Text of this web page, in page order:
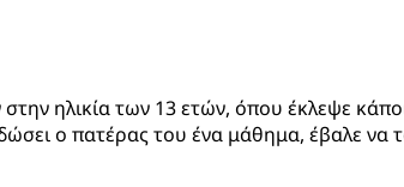
ηλικία των 13 ετών, όπου έκλεψε
ο πατέρας του ένα μάθημα, έβαλε